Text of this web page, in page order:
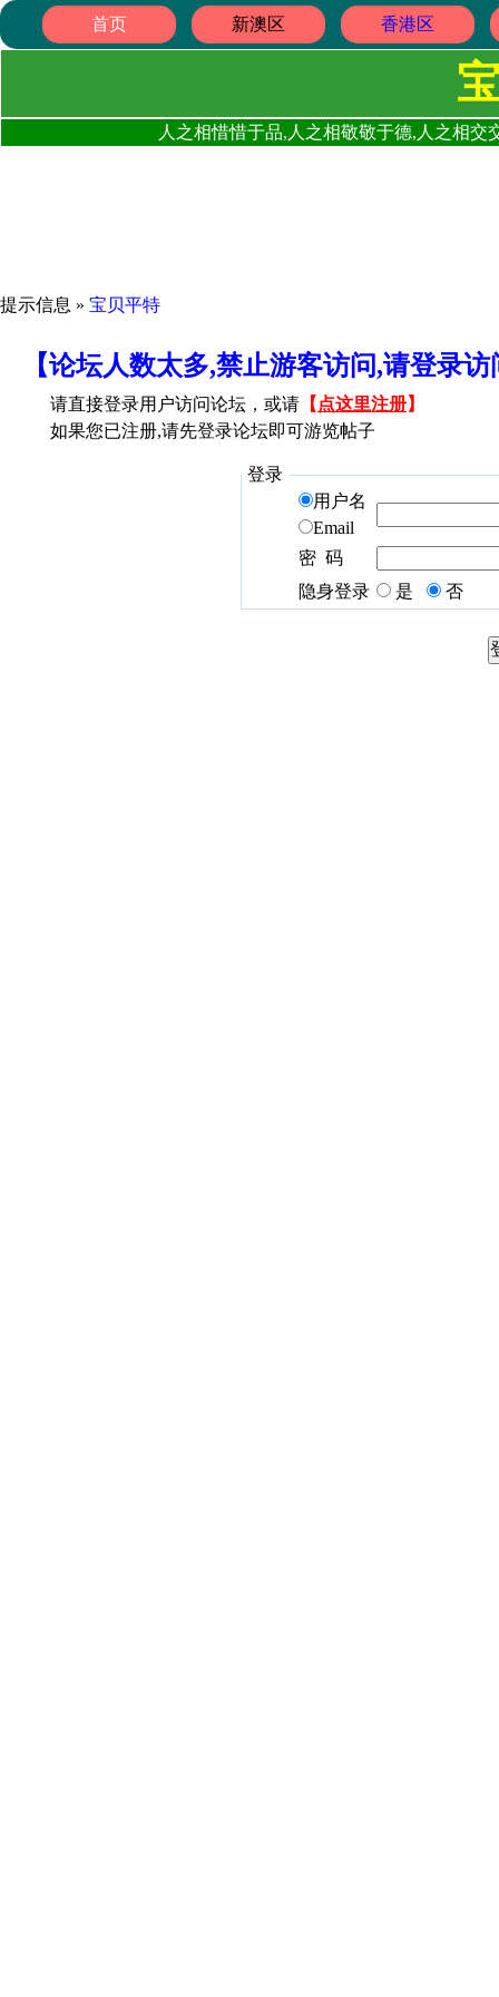
首页 新澳区 香港区
人之相惜惜于品,人之相敬敬于德,人之相
提示信息 » 宝贝平特
【论坛人数太多,禁止游客访问,请登录
请直接登录用户访问论坛，或请 【 点这里注册】
如果您已注册,请先登录论坛即可游览帖子
登录
用户名
Email
密 码
隐身登录
是 否